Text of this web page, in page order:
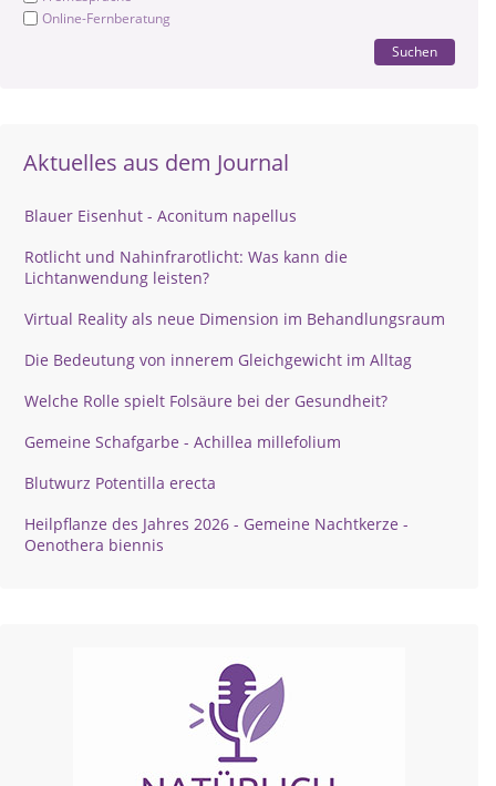
Online-Fernberatung
Suchen
Aktuelles aus dem Journal
Blauer Eisenhut - Aconitum napellus
Rotlicht und Nahinfrarotlicht: Was kann die
Lichtanwendung leisten?
Virtual Reality als neue Dimension im Behandlungsraum
Die Bedeutung von innerem Gleichgewicht im Alltag
Welche Rolle spielt Folsäure bei der Gesundheit?
Gemeine Schafgarbe - Achillea millefolium
Blutwurz Potentilla erecta
Heilpflanze des Jahres 2026 - Gemeine Nachtkerze -
Oenothera biennis